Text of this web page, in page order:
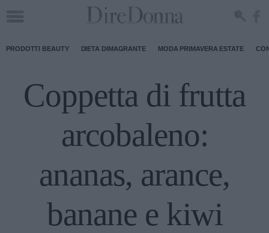
PRODOTTI BEAUTY DIETA DIMAGRANTE MODA PRIMAVERA ESTATE
Coppetta di frutta
arcobaleno:
ananas, arance,
banane e kiwi